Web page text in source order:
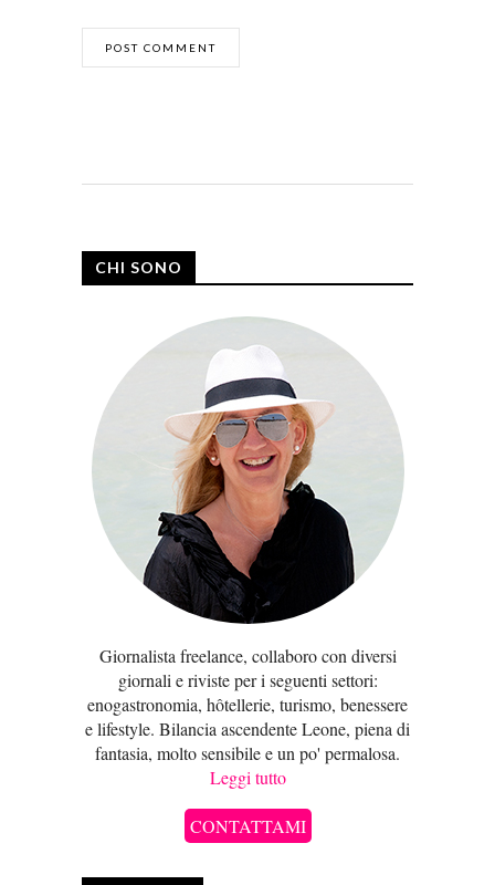
CHI SONO
Giornalista freelance, collaboro con diversi
giornali e riviste per i seguenti settori:
enogastronomia, hôtellerie, turismo, benessere
e lifestyle. Bilancia ascendente Leone, piena di
fantasia, molto sensibile e un po' permalosa.
Leggi tutto
CONTATTAMI